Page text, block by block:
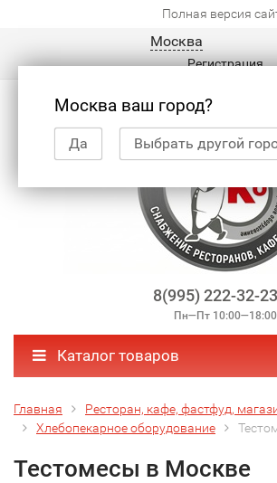
Полная версия
Москва
Москва ваш город?
Да Выбрать другой
Регистрация
8(995) 222-32-23
Пн—Пт 10:00—18:00
Каталог товаров
Главная
Ресторан, кафе, фастфуд,
Хлебопекарное оборудование
Тестомесы в Москве